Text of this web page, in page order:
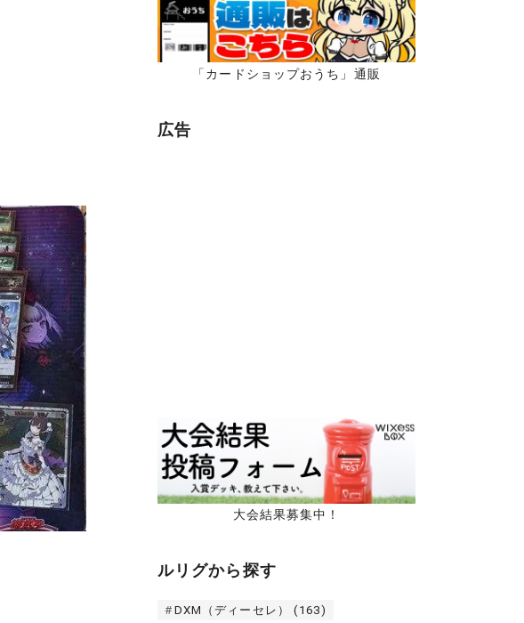
「カードショップおうち」通販
広告
大会結果募集中！
ルリグから探す
DXM（ディーセレ） (163)